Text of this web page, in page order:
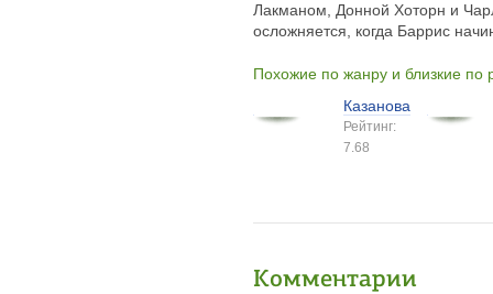
Лакманом, Донной Хоторн и
осложняется, когда Баррис
Похожие по жанру и близкие по
Казанова
Рейтинг:
7.68
Комментарии